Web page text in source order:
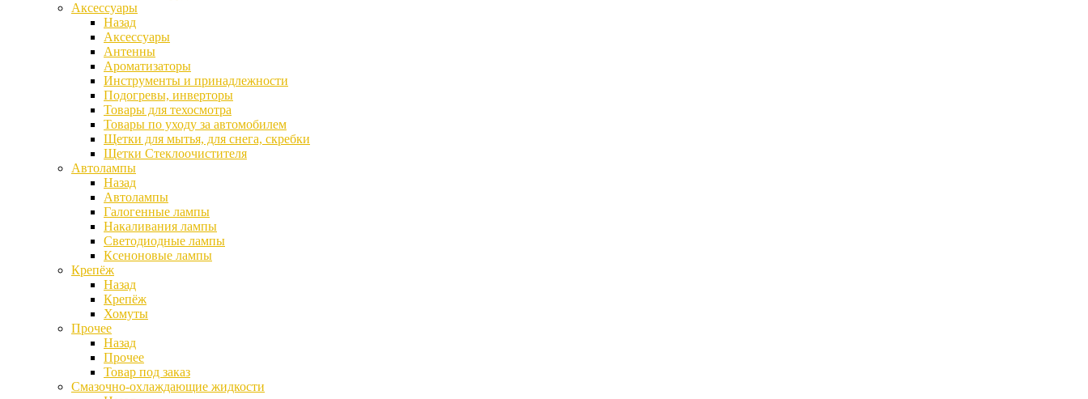
Аксессуары
Назад
Аксессуары
Антенны
Ароматизаторы
Инструменты и принадлежности
Подогревы, инверторы
Товары для техосмотра
Товары по уходу за автомобилем
Щетки для мытья, для снега, скребки
Щетки Стеклоочистителя
Автолампы
Назад
Автолампы
Галогенные лампы
Накаливания лампы
Светодиодные лампы
Ксеноновые лампы
Крепёж
Назад
Крепёж
Хомуты
Прочее
Назад
Прочее
Товар под заказ
Смазочно-охлаждающие жидкости